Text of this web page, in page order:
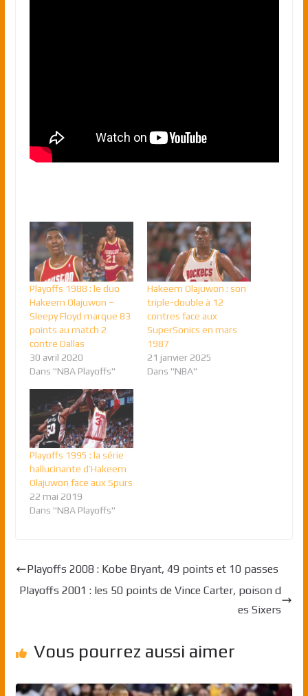
Playoffs 1988 : le duo
Hakeem Olajuwon –
Sleepy Floyd marque 83
points au match 2
contre Dallas
30 avril 2020
Dans "NBA Playoffs"
Hakeem Olajuwon : son
triple-double à 12
contres face aux
SuperSonics en mars
1987
21 janvier 2025
Dans "NBA"
Playoffs 1995 : la série
hallucinante d’Hakeem
Olajuwon face aux Spurs
22 mai 2019
Dans "NBA Playoffs"
Playoffs 2008 : Kobe Bryant, 49 points et 10 passes
Playoffs 2001 : les 50 points de Vince Carter, poison d
es Sixers
Vous pourrez aussi aimer